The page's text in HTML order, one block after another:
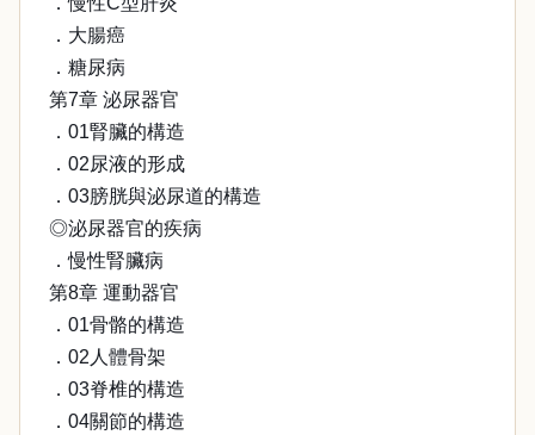
．大腸癌
．糖尿病
第7章 泌尿器官
．01腎臟的構造
．02尿液的形成
．03膀胱與泌尿道的構造
◎泌尿器官的疾病
．慢性腎臟病
第8章 運動器官
．01骨骼的構造
．02人體骨架
．03脊椎的構造
．04關節的構造